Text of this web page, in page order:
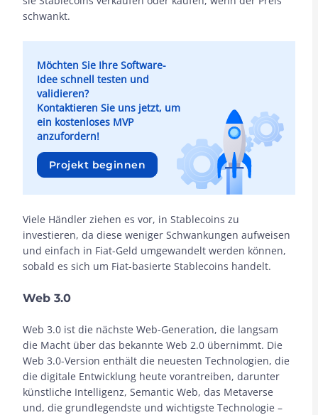
schwankt.
Möchten Sie Ihre Software-
Idee schnell testen und
validieren?
Kontaktieren Sie uns jetzt, um
ein kostenloses MVP
anzufordern!
Projekt beginnen
Viele Händler ziehen es vor, in Stablecoins zu
investieren, da diese weniger Schwankungen aufweisen
und einfach in Fiat-Geld umgewandelt werden können,
sobald es sich um Fiat-basierte Stablecoins handelt.
Web 3.0
Web 3.0 ist die nächste Web-Generation, die langsam
die Macht über das bekannte Web 2.0 übernimmt. Die
Web 3.0-Version enthält die neuesten Technologien, die
die digitale Entwicklung heute vorantreiben, darunter
künstliche Intelligenz, Semantic Web, das Metaverse
und, die grundlegendste und wichtigste Technologie –